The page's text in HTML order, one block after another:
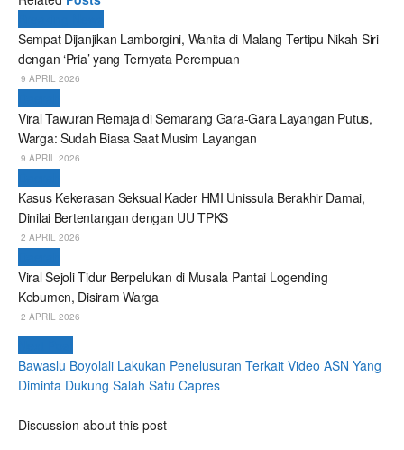
Sempat Dijanjikan Lamborgini, Wanita di Malang Tertipu Nikah Siri
dengan ‘Pria’ yang Ternyata Perempuan
9 APRIL 2026
Viral Tawuran Remaja di Semarang Gara-Gara Layangan Putus,
Warga: Sudah Biasa Saat Musim Layangan
9 APRIL 2026
Kasus Kekerasan Seksual Kader HMI Unissula Berakhir Damai,
Dinilai Bertentangan dengan UU TPKS
2 APRIL 2026
Viral Sejoli Tidur Berpelukan di Musala Pantai Logending
Kebumen, Disiram Warga
2 APRIL 2026
Bawaslu Boyolali Lakukan Penelusuran Terkait Video ASN Yang
Diminta Dukung Salah Satu Capres
Discussion about this post